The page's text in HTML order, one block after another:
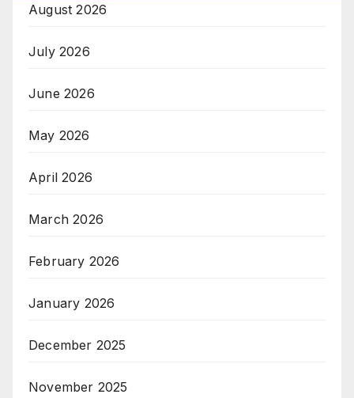
August 2026
July 2026
June 2026
May 2026
April 2026
March 2026
February 2026
January 2026
December 2025
November 2025